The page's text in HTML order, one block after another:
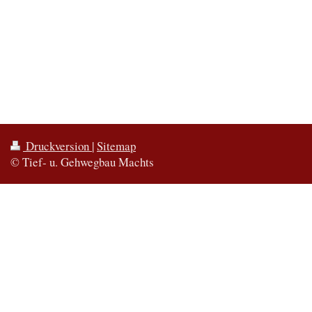
Druckversion |Sitemap
© Tief- u. Gehwegbau Machts